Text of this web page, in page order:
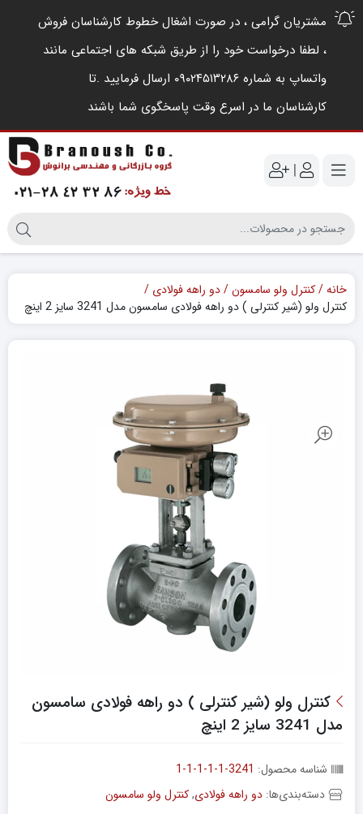
مشتریان گرامی ، در صورت اشغال خطوط کارشناسان فروش
، لطفا درخواست خود را از طریق شبکه های اجتماعی مانند
واتساپ به شماره ۰۹۰۲۴۵۱۳۲۸۶ ارسال فرمایید .‌تا
کارشناسان ما در اسرع وقت پاسخگوی شما باشند
|
خانه کنترل ولو سامسون
دو راهه فولادی
کنترل ولو (شیر کنترلی ) دو راهه فولادی سامسون مدل 3241 سایز 2 اینچ
کنترل ولو (شیر کنترلی ) دو راهه فولادی سامسون
مدل 3241 سایز 2 اینچ
شناسه محصول: 3241-1-1-1-1-1
دسته‌بندی‌ها: دو راهه فولادی,کنترل ولو سامسون